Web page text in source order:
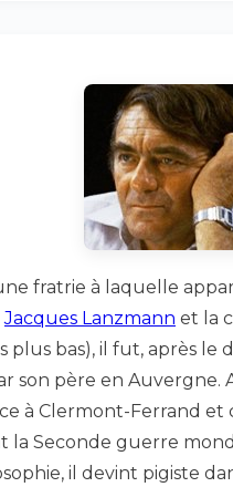
fratrie à laquelle
Jacques Lanzmann et la
plus bas), il fut, après le
son père en Auvergne.
à Clermont-Ferrand
la Seconde guerre
il devint pigiste